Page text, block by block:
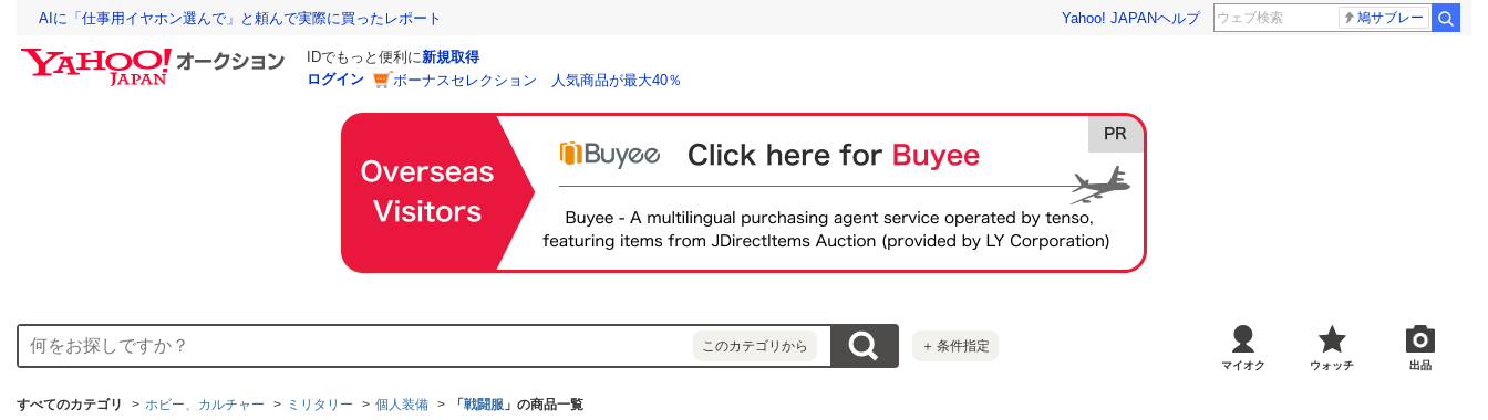
AIに「仕事用イヤホン選んで」と頼んで実際に買ったレポート Yahoo! JAPANヘルプ 鳩サブレー
IDでもっと便利に新規取得
ログイン
ボーナスセレクション 人気商品が最大40％
このカテゴリから ＋ 条件指定
マイオク ウォッチ 出品
すべてのカテゴリ ホビー、カルチャー ミリタリー 個人装備 「 戦闘服 」の商品一覧